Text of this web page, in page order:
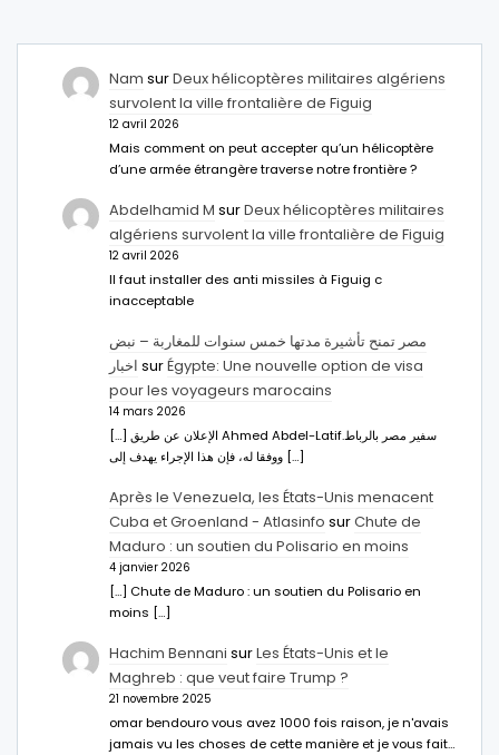
Nam surDeux hélicoptères militaires algériens
survolent la ville frontalière de Figuig
12 avril 2026
Mais comment on peut accepter qu’un hélicoptère
d’une armée étrangère traverse notre frontière ?
Abdelhamid M surDeux hélicoptères militaires
algériens survolent la ville frontalière de Figuig
12 avril 2026
Il faut installer des anti missiles à Figuig c
inacceptable
مصر تمنح تأشيرة مدتها خمس سنوات للمغاربة – نبض
اخبار surÉgypte: Une nouvelle option de visa
pour les voyageurs marocains
14 mars 2026
[…] الإعلان عن طريق Ahmed Abdel-Latifسفير مصر بالرباط.
ووفقا له، فإن هذا الإجراء يهدف إلى […]
Après le Venezuela, les États-Unis menacent
Cuba et Groenland - Atlasinfo surChute de
Maduro : un soutien du Polisario en moins
4 janvier 2026
[…] Chute de Maduro : un soutien du Polisario en
moins […]
Hachim Bennani surLes États-Unis et le
Maghreb : que veut faire Trump ?
21 novembre 2025
omar bendouro vous avez 1000 fois raison, je n'avais
jamais vu les choses de cette manière et je vous fait…